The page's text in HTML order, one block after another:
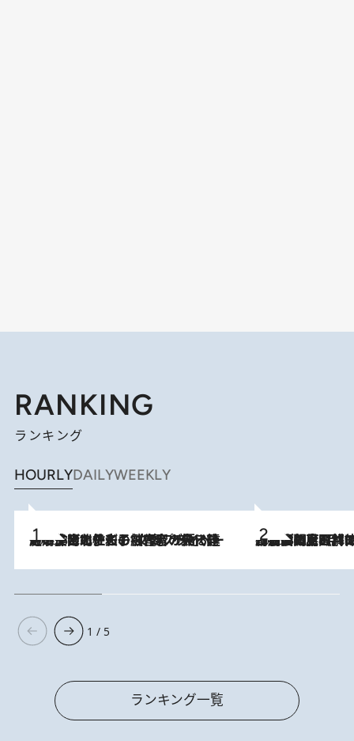
RANKING
ランキング
HOURLYDAILYWEEKLY
2026.8.3
《「文士の子ども被害者の会」発足！》阿川佐和子（72）が語る遠藤周作に北杜夫、劇作家・矢代静一の子どもたちの“文豪プライベート事件簿” 2026.8.8
「最後に見られてよかった」上野動物園の東園パンダ舎が解体前に特別公開。8月16日まで延長されたパネル展と共に辿る“半世紀”のパンダ飼育《解体工事の図面あり》
1 / 5
ランキング一覧